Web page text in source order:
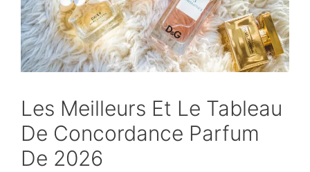
Les Meilleurs Et Le Tableau
De Concordance Parfum
De 2026